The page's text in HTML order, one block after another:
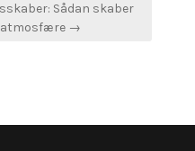
Sådan skaber
atmosfære →